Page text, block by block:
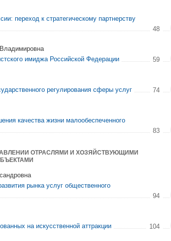
переход к стратегическому партнерству
48
имиджа Российской Федерации
59
регулирования сферы услуг
74
качества жизни малообеспеченного
83
ОТРАСЛЯМИ И ХОЗЯЙСТВУЮЩИМИ
рынка услуг общественного
94
на искусственной аттракции
104